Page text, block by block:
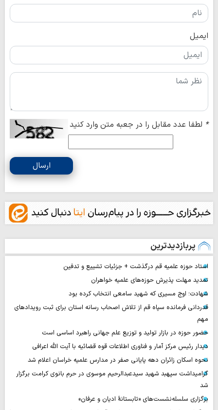
ایمیل
* لطفا عدد مقابل را در جعبه متن وارد کنید
ارسال
پربازدیدترین
استاد حوزه علمیه قم درگذشت + جزئیات تشییع و تدفین
تمدید مهلت پذیرش حوزه‌های علمیه خواهران
شهادت؛ اوج مسیری که شهید سامعی انتخاب کرده بود
قدردانی فرمانده سپاه قم از تلاش اصحاب رسانه استان برای ثبت رویدادهای
مهم
حضور حوزه در بازار تولید و توزیع علم جهانی راهبرد اساسی است
دیدار رئیس مرکز آمار و فناوری اطلاعات قوه قضائیه با آیت الله اعرافی
نحوه اسکان زائران دهه پایانی صفر در مدارس علمیه خراسان اعلام شد
گرامیداشت سپهبد شهید سیدعبدالرحیم موسوی در حرم بانوی کرامت برگزار
شد
برگزاری سلسله‌نشست‌های «تابستانهٔ ادیان و عرفان»